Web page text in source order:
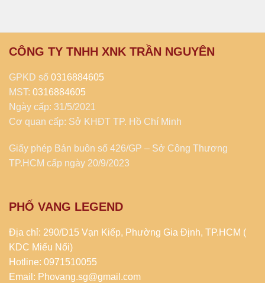
CÔNG TY TNHH XNK TRẦN NGUYÊN
GPKD số 0316884605
MST: 0316884605
Ngày cấp: 31/5/2021
Cơ quan cấp: Sở KHĐT TP. Hồ Chí Minh
Giấy phép Bán buôn số 426/GP – Sở Công Thương
TP.HCM cấp ngày 20/9/2023
PHỐ VANG LEGEND
Địa chỉ: 290/D15 Vạn Kiếp, Phường Gia Định, TP.HCM (
KDC Miếu Nổi)
Hotline: 0971510055
Email: Phovang.sg@gmail.com